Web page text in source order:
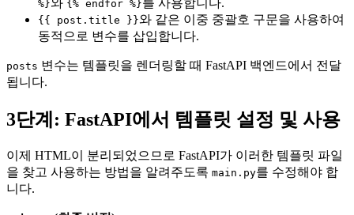
%} {% endfor %}
{{ post.title }}와 같은 이중 중괄호 구문을 사용하여
동적으로 변수를 삽입합니다.
posts 변수는 템플릿을 렌더링할 때 FastAPI 백엔드에서 전달
됩니다.
3단계: FastAPI에서 템플릿 설정 및 사용
이제 HTML이 분리되었으므로 FastAPI가 이러한 템플릿 파일
을 찾고 사용하는 방법을 알려주도록 main.py를 수정해야 합
니다.